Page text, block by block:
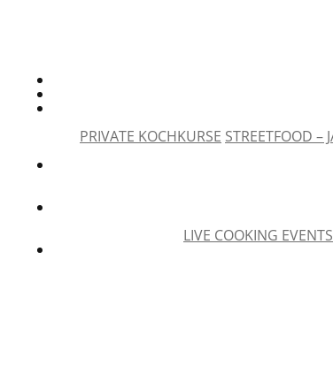
PRIVATE KOCHKURSE STREETFOOD –
LIVE COOKING EVENTS